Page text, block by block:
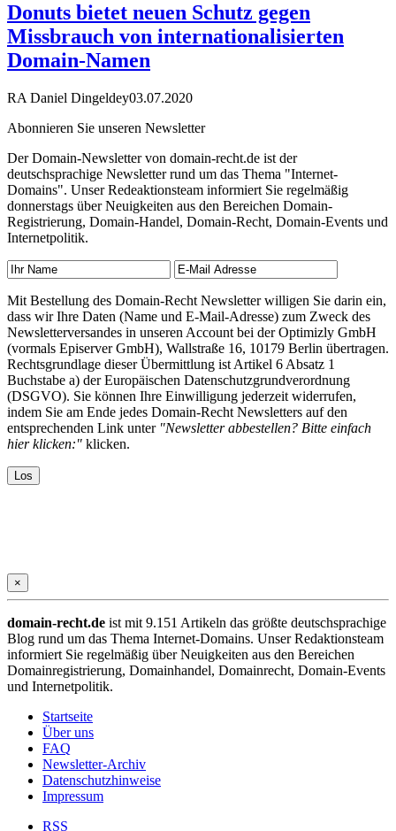
Donuts bietet neuen Schutz gegen
Missbrauch von internationalisierten
Domain-Namen
RA Daniel Dingeldey03.07.2020
Abonnieren Sie unseren Newsletter
Der Domain-Newsletter von domain-recht.de ist der
deutschsprachige Newsletter rund um das Thema "Internet-
Domains". Unser Redeaktionsteam informiert Sie regelmäßig
donnerstags über Neuigkeiten aus den Bereichen Domain-
Registrierung, Domain-Handel, Domain-Recht, Domain-Events und
Internetpolitik.
Mit Bestellung des Domain-Recht Newsletter willigen Sie darin ein,
dass wir Ihre Daten (Name und E-Mail-Adresse) zum Zweck des
Newsletterversandes in unseren Account bei der Optimizly GmbH
(vormals Episerver GmbH), Wallstraße 16, 10179 Berlin übertragen.
Rechtsgrundlage dieser Übermittlung ist Artikel 6 Absatz 1
Buchstabe a) der Europäischen Datenschutzgrundverordnung
(DSGVO). Sie können Ihre Einwilligung jederzeit widerrufen,
indem Sie am Ende jedes Domain-Recht Newsletters auf den
entsprechenden Link unter "Newsletter abbestellen? Bitte einfach
hier klicken:" klicken.
×
domain-recht.de ist mit 9.151 Artikeln das größte deutschsprachige
Blog rund um das Thema Internet-Domains. Unser Redaktionsteam
informiert Sie regelmäßig über Neuigkeiten aus den Bereichen
Domainregistrierung, Domainhandel, Domainrecht, Domain-Events
und Internetpolitik.
Startseite
Über uns
FAQ
Newsletter-Archiv
Datenschutzhinweise
Impressum
RSS